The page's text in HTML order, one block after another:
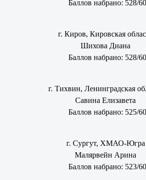
Баллов набрано: 528/
г. Киров, Кировская
Шихова Диана
Баллов набрано: 528/
г. Тихвин, Ленинградская
Савина Елизавета
Баллов набрано: 525/
г. Сургут, ХМАО-
Малярвейн Арина
Баллов набрано: 523/